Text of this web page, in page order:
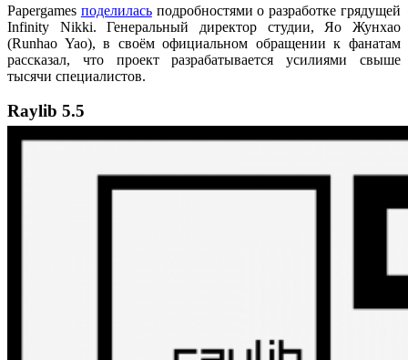
Papergames поделиласьподробностями о разработке грядущей
Infinity Nikki. Генеральный директор студии, Яо Жунхао
(Runhao Yao), в своём официальном обращении к фанатам
рассказал, что проект разрабатывается усилиями свыше
тысячи специалистов.
Raylib 5.5